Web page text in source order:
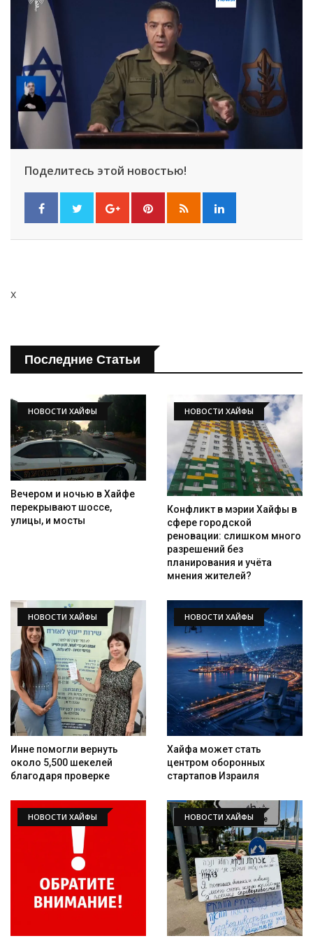
Поделитесь этой новостью!
x
Последние Статьи
НОВОСТИ ХАЙФЫ
Вечером и ночью в Хайфе
перекрывают шоссе,
улицы, и мосты
НОВОСТИ ХАЙФЫ
Конфликт в мэрии Хайфы в
сфере городской
реновации: слишком много
разрешений без
планирования и учёта
мнения жителей?
НОВОСТИ ХАЙФЫ
Инне помогли вернуть
около 5,500 шекелей
благодаря проверке
НОВОСТИ ХАЙФЫ
Хайфа может стать
центром оборонных
стартапов Израиля
НОВОСТИ ХАЙФЫ НОВОСТИ ХАЙФЫ